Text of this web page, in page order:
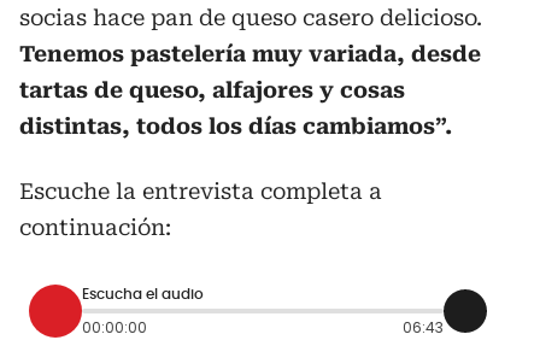
socias hace pan de queso casero delicioso.
Tenemos pastelería muy variada, desde
tartas de queso, alfajores y cosas
distintas, todos los días cambiamos”.
Escuche la entrevista completa a
continuación:
Escucha el audio
00:00:00 06:43